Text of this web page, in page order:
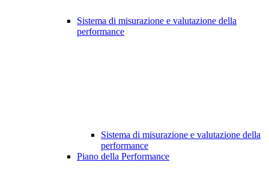
Sistema di misurazione e valutazione della
performance
Sistema di misurazione e valutazione della
performance
Piano della Performance